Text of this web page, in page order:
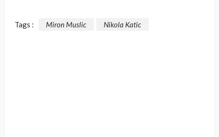
Tags : Miron Muslic Nikola Katic